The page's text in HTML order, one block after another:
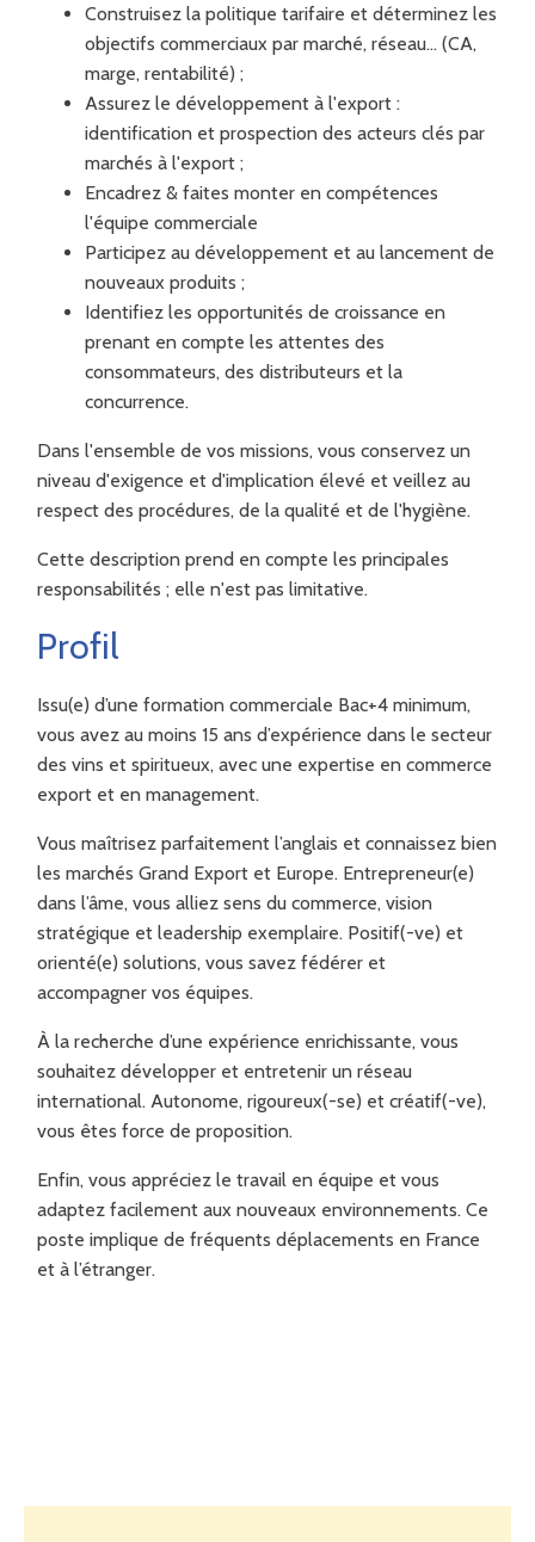
Construisez la politique tarifaire et déterminez les
objectifs commerciaux par marché, réseau… (CA,
marge, rentabilité) ;
Assurez le développement à l'export :
identification et prospection des acteurs clés par
marchés à l'export ;
Encadrez & faites monter en compétences
l'équipe commerciale
Participez au développement et au lancement de
nouveaux produits ;
Identifiez les opportunités de croissance en
prenant en compte les attentes des
consommateurs, des distributeurs et la
concurrence.
Dans l'ensemble de vos missions, vous conservez un
niveau d'exigence et d'implication élevé et veillez au
respect des procédures, de la qualité et de l'hygiène.
Cette description prend en compte les principales
responsabilités ; elle n'est pas limitative.
Profil
Issu(e) d’une formation commerciale Bac+4 minimum,
vous avez au moins 15 ans d’expérience dans le secteur
des vins et spiritueux, avec une expertise en commerce
export et en management.
Vous maîtrisez parfaitement l’anglais et connaissez bien
les marchés Grand Export et Europe. Entrepreneur(e)
dans l’âme, vous alliez sens du commerce, vision
stratégique et leadership exemplaire. Positif(-ve) et
orienté(e) solutions, vous savez fédérer et
accompagner vos équipes.
À la recherche d’une expérience enrichissante, vous
souhaitez développer et entretenir un réseau
international. Autonome, rigoureux(-se) et créatif(-ve),
vous êtes force de proposition.
Enfin, vous appréciez le travail en équipe et vous
adaptez facilement aux nouveaux environnements. Ce
poste implique de fréquents déplacements en France
et à l’étranger.